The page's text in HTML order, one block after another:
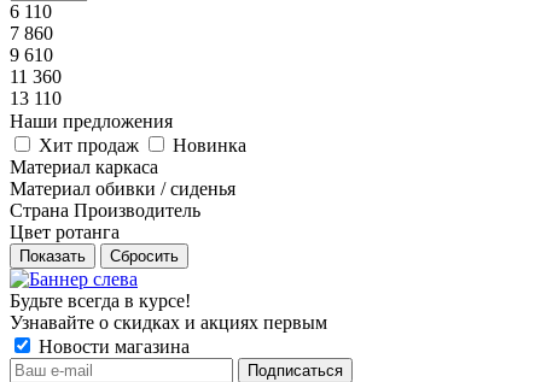
6 110
7 860
9 610
11 360
13 110
Наши предложения
Хит продаж
Новинка
Материал каркаса
Материал обивки / сиденья
Страна Производитель
Цвет ротанга
Показать Сбросить
Будьте всегда в курсе!
Узнавайте о скидках и акциях первым
Новости магазина